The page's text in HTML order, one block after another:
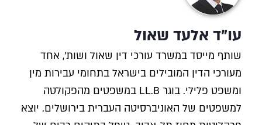
עו"ד אלעד שאול
שותף מייסד במשרד עורכי דין שאול ושות', אחד
מעורכי הדין המובילים בישראל בתחומי עבירות מין
ומשפט פלילי. בוגר LL.B במשפטים מהפקולטה
למשפטים של האוניברסיטה העברית בירושלים. יוצא